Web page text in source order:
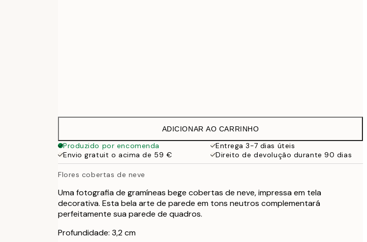
ADICIONAR AO CARRINHO
Produzido por encomenda
Entrega 3-7 dias úteis
Envio gratuit o acima de 59 €
Direito de devolução durante 90 dias
Flores cobertas de neve
Uma fotografia de gramíneas bege cobertas de neve, impressa em tela
decorativa. Esta bela arte de parede em tons neutros complementará
perfeitamente sua parede de quadros.
Profundidade: 3,2 cm